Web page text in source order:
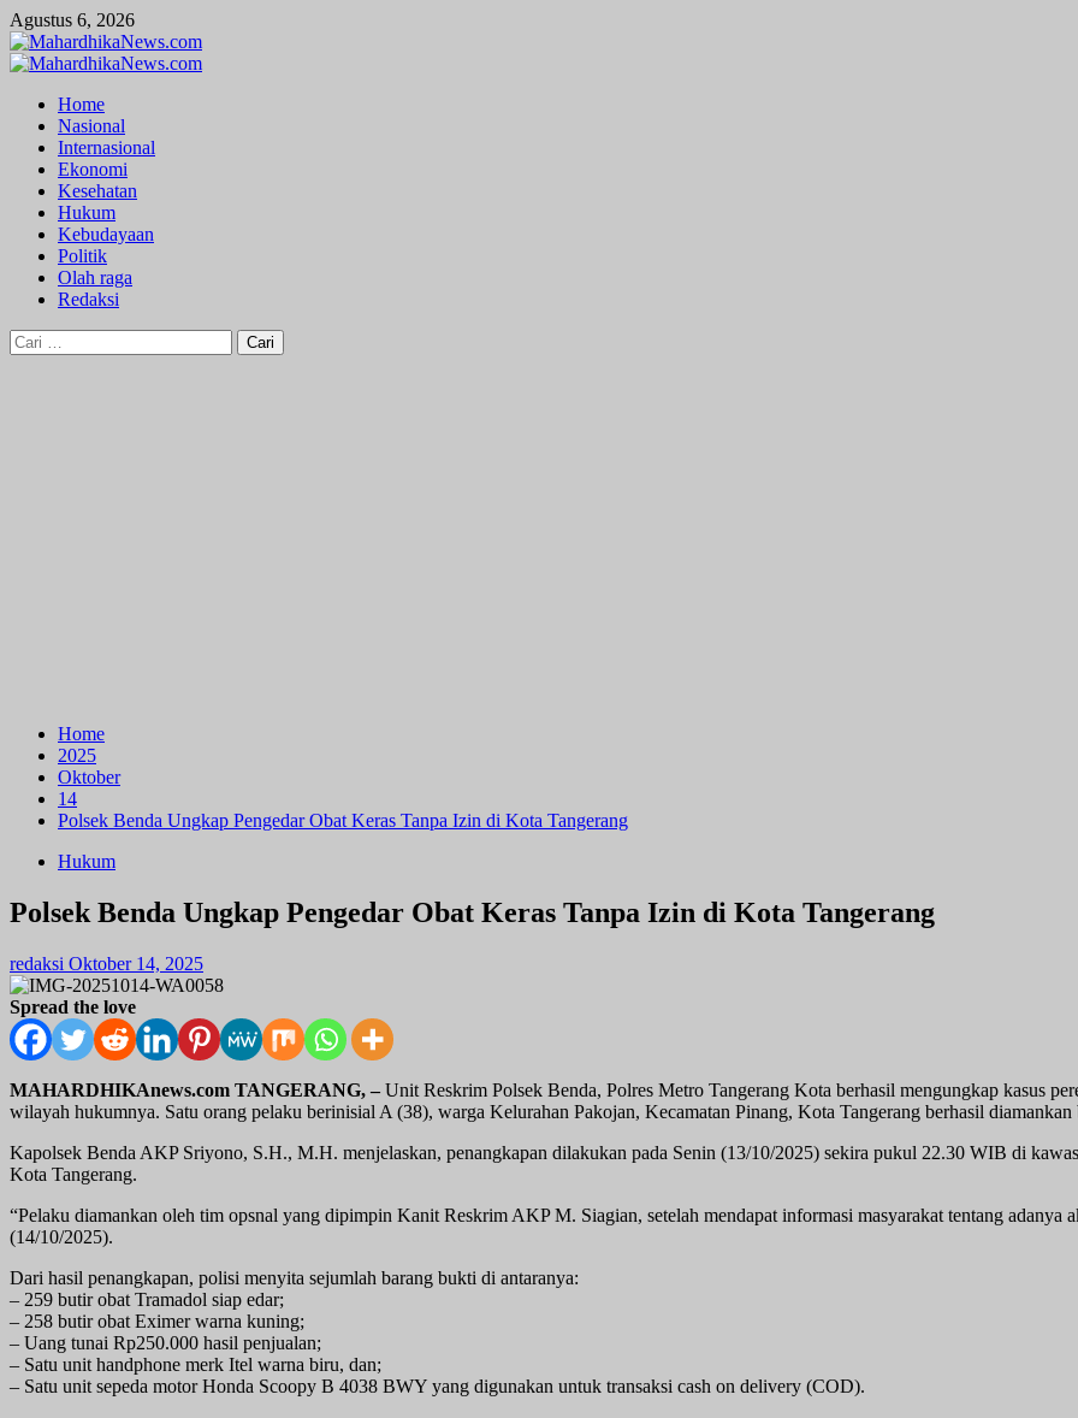
Skip
to
content
Agustus 6, 2026
Primary
Home
Nasional
Internasional
Ekonomi
Kesehatan
Hukum
Kebudayaan
Politik
Olah raga
Redaksi
Cari
untuk:
Home
2025
Oktober
14
Polsek Benda Ungkap Pengedar Obat Keras Tanpa Izin di Kota Tangerang
Hukum
Polsek Benda Ungkap Pengedar Obat Keras Tanpa Izin di Kota Tangerang
redaksi Oktober 14, 2025
Spread the love
MAHARDHIKAnews.com TANGERANG, – Unit Reskrim Polsek Benda, Polres Metro Tangerang Kota berhasil mengungkap kasus
wilayah hukumnya. Satu orang pelaku berinisial A (38), warga Kelurahan Pakojan, Kecamatan Pinang, Kota Tangerang berhasil diamankan
Kapolsek Benda AKP Sriyono, S.H., M.H. menjelaskan, penangkapan dilakukan pada Senin (13/10/2025) sekira pukul 22.30 WIB di
Kota Tangerang.
“Pelaku diamankan oleh tim opsnal yang dipimpin Kanit Reskrim AKP M. Siagian, setelah mendapat informasi masyarakat tentang adanya
(14/10/2025).
Dari hasil penangkapan, polisi menyita sejumlah barang bukti di antaranya:
– 259 butir obat Tramadol siap edar;
– 258 butir obat Eximer warna kuning;
– Uang tunai Rp250.000 hasil penjualan;
– Satu unit handphone merk Itel warna biru, dan;
– Satu unit sepeda motor Honda Scoopy B 4038 BWY yang digunakan untuk transaksi cash on delivery (COD).